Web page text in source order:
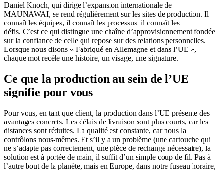
Daniel Knoch, qui dirige l’expansion internationale de
MAUNAWAI, se rend régulièrement sur les sites de production. Il
connaît les équipes, il connaît les processus, il connaît les
défis. C’est ce qui distingue une chaîne d’approvisionnement fondée
sur la confiance de celle qui repose sur des relations personnelles.
Lorsque nous disons « Fabriqué en Allemagne et dans l’UE »,
chaque mot recèle une histoire, un visage, une signature.
Ce que la production au sein de l’UE
signifie pour vous
Pour vous, en tant que client, la production dans l’UE présente des
avantages concrets. Les délais de livraison sont plus courts, car les
distances sont réduites. La qualité est constante, car nous la
contrôlons nous-mêmes. Et s’il y a un problème (une cartouche qui
ne s’adapte pas correctement, une pièce de rechange nécessaire), la
solution est à portée de main, il suffit d’un simple coup de fil. Pas à
l’autre bout de la planète, mais en Europe, dans notre fuseau horaire,